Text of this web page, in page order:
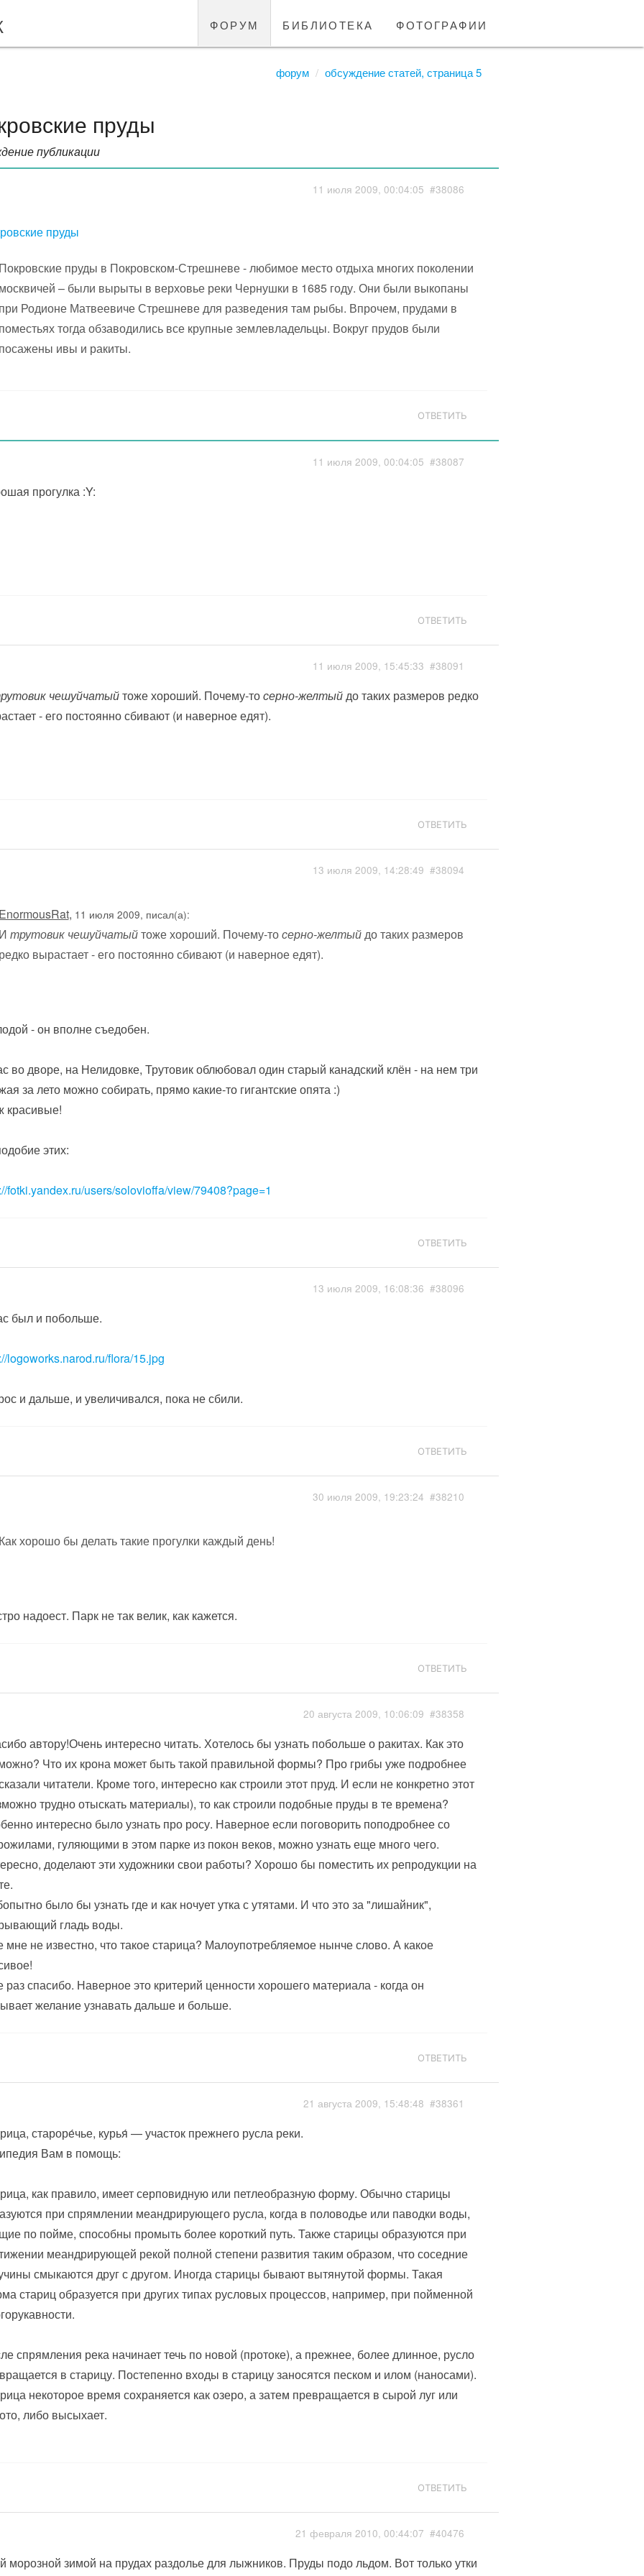
форум библиотека фотографии
форум обсуждение статей, страница 5
пруды
публикации
11 июля 2009, 00:04:05 #38086
пруды
Покровские пруды в Покровском-Стрешневе - любимое место отдыха многих поколении
москвичей – были вырыты в верховье реки Чернушки в 1685 году. Они были выкопаны
при Родионе Матвеевиче Стрешневе для разведения там рыбы. Впрочем, прудами в
поместьях тогда обзаводились все крупные землевладельцы. Вокруг прудов были
посажены ивы и ракиты.
ОТВЕТИТЬ
11 июля 2009, 00:04:05 #38087
прогулка :Y:
ОТВЕТИТЬ
11 июля 2009, 15:45:33 #38091
чешуйчатыйтоже хороший. Почему-тосерно-желтыйдо таких размеров редко
- его постоянно сбивают (и наверное едят).
ОТВЕТИТЬ
13 июля 2009, 14:28:49 #38094
EnormousRat, 11 июля 2009, писал(а):
И трутовик чешуйчатыйтоже хороший. Почему-тосерно-желтыйдо таких размеров
редко вырастает - его постоянно сбивают (и наверное едят).
- он вполне съедобен.
во дворе, на Нелидовке, Трутовик облюбовал один старый канадский клён - на нем три
за лето можно собирать, прямо какие-то гигантские опята :)
красивые!
этих:
fotki.yandex.ru/users/solovioffa/view/79408?page=1
ОТВЕТИТЬ
13 июля 2009, 16:08:36 #38096
был и побольше.
logoworks.narod.ru/flora/15.jpg
и дальше, и увеличивался, пока не сбили.
ОТВЕТИТЬ
30 июля 2009, 19:23:24 #38210
Как хорошо бы делать такие прогулки каждый день!
надоест. Парк не так велик, как кажется.
ОТВЕТИТЬ
20 августа 2009, 10:06:09 #38358
автору!Очень интересно читать. Хотелось бы узнать побольше о ракитах. Как это
Что их крона может быть такой правильной формы? Про грибы уже подробнее
читатели. Кроме того, интересно как строили этот пруд. И если не конкретно этот
трудно отыскать материалы), то как строили подобные пруды в те времена?
интересно было узнать про росу. Наверное если поговорить поподробнее со
гуляющими в этом парке из покон веков, можно узнать еще много чего.
доделают эти художники свои работы? Хорошо бы поместить их репродукции на
было бы узнать где и как ночует утка с утятами. И что это за "лишайник",
гладь воды.
не известно, что такое старица? Малоупотребляемое нынче слово. А какое
спасибо. Наверное это критерий ценности хорошего материала - когда он
желание узнавать дальше и больше.
ОТВЕТИТЬ
21 августа 2009, 15:48:48 #38361
староре́чье, курья́ — участок прежнего русла реки.
Вам в помощь:
как правило, имеет серповидную или петлеобразную форму. Обычно старицы
при спрямлении меандрирующего русла, когда в половодье или паводки воды,
по пойме, способны промыть более короткий путь. Также старицы образуются при
меандрирующей рекой полной степени развития таким образом, что соседние
смыкаются друг с другом. Иногда старицы бывают вытянутой формы. Такая
стариц образуется при других типах русловых процессов, например, при пойменной
спрямления река начинает течь по новой (протоке), а прежнее, более длинное, русло
в старицу. Постепенно входы в старицу заносятся песком и илом (наносами).
некоторое время сохраняется как озеро, а затем превращается в сырой луг или
либо высыхает.
ОТВЕТИТЬ
21 февраля 2010, 00:44:07 #40476
морозной зимой на прудах раздолье для лыжников. Пруды подо льдом. Вот только утки